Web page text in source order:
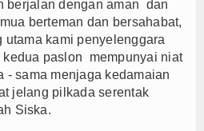
berjalan dengan aman dan
berteman dan bersahabat,
kami penyelenggara
paslon mempunyai niat
- sama menjaga kedamaian
jelang pilkada serentak
Siska.